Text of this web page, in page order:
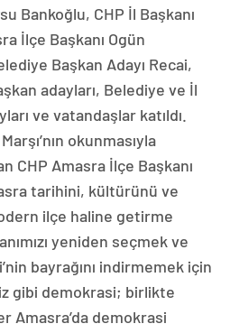
Bankoğlu, CHP İl Başkanı
İlçe Başkanı Ogün
Başkan Adayı Recai,
adayları, Belediye ve İl
ve vatandaşlar katıldı.
okunmasıyla
CHP Amasra İlçe Başkanı
tarihini, kültürünü ve
ilçe haline getirme
yeniden seçmek ve
bayrağını indirmemek için
gibi demokrasi; birlikte
Amasra’da demokrasi